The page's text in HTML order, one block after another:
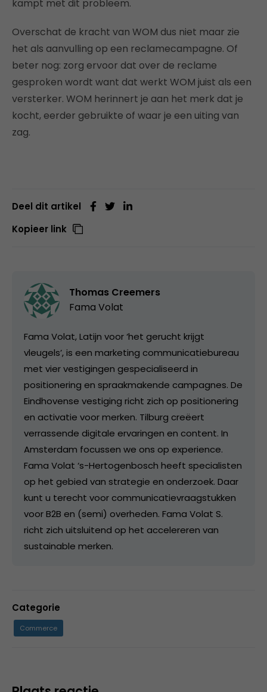
kampt met dit probleem.
Overschat de kracht van WOM dus niet maar zie
het als aanvulling op een reclamecampagne. Of
beter nog: zorg ervoor dat over de reclame
gesproken wordt want dat werkt WOM juist als een
versterker. WOM herinnert je aan het merk dat je
kocht, eerder gebruikte of waar je een uiting van
zag.
Deel dit artikel
Kopieer link
Thomas Creemers
Fama Volat
Fama Volat, Latijn voor ‘het gerucht krijgt
vleugels’, is een marketing communicatiebureau
met vier vestigingen gespecialiseerd in
positionering en spraakmakende campagnes. De
Eindhovense vestiging richt zich op positionering
en activatie voor merken. Tilburg creëert
verrassende digitale ervaringen en content. In
Amsterdam focussen we ons op experience.
Fama Volat ‘s-Hertogenbosch heeft specialisten
op het gebied van strategie en onderzoek. Daar
kunt u terecht voor communicatievraagstukken
voor B2B en (semi) overheden. Fama Volat S.
richt zich uitsluitend op het accelereren van
sustainable merken.
Categorie
Commerce